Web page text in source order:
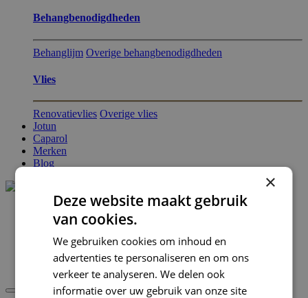
Behangbenodigdheden
Behanglijm Overige behangbenodigdheden
Vlies
Renovatievlies Overige vlies
Jotun
Caparol
Merken
Blog
Favorieten
×
Deze website maakt gebruik
van cookies.
We gebruiken cookies om inhoud en
advertenties te personaliseren en om ons
verkeer te analyseren. We delen ook
informatie over uw gebruik van onze site